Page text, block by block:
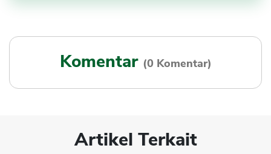
Komentar (0 Komentar)
Artikel Terkait